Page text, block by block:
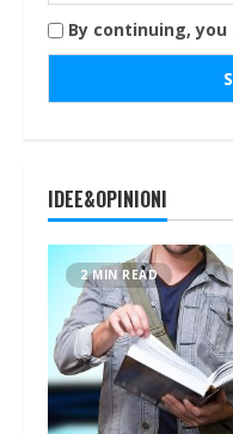
By continuing,
IDEE&OPINIONI
2 MIN READ